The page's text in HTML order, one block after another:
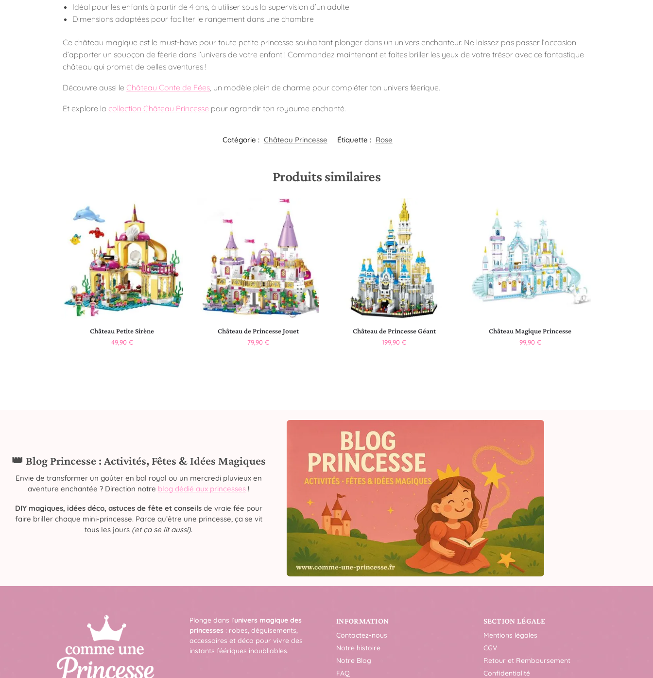
Idéal pour les enfants à partir de 4 ans, à utiliser sous la supervision d’un adulte
Dimensions adaptées pour faciliter le rangement dans une chambre
Ce château magique est le must-have pour toute petite princesse souhaitant plonger dans un univers enchanteur. Ne laissez pas passer l’occasion
d’apporter un soupçon de féerie dans l’univers de votre enfant ! Commandez maintenant et faites briller les yeux de votre trésor avec ce fantastique
château qui promet de belles aventures !
Découvre aussi le Château Conte de Fées, un modèle plein de charme pour compléter ton univers féerique.
Et explore la collection Château Princesse pour agrandir ton royaume enchanté.
Catégorie : Château Princesse Étiquette : Rose
Produits similaires
Château Petite Sirène
49,90 €
Château de Princesse Jouet
79,90 €
Château de Princesse Géant
199,90€
Château Magique Princesse
99,90 €
👑 Blog Princesse : Activités, Fêtes & Idées Magiques
Envie de transformer un goûter en bal royal ou un mercredi pluvieux en
aventure enchantée ? Direction notre blog dédié aux princesses !
DIY magiques, idées déco, astuces de fête et conseilsde vraie fée pour
faire briller chaque mini-princesse. Parce qu’être une princesse, ça se vit
tous les jours (et ça se lit aussi).
Plonge dans l’univers magique des
princesses : robes, déguisements,
accessoires et déco pour vivre des
instants féériques inoubliables.
INFORMATION
Contactez-nous
Notre histoire
Notre Blog
FAQ
SECTION LÉGALE
Mentions légales
CGV
Retour et Remboursement
Confidentialité